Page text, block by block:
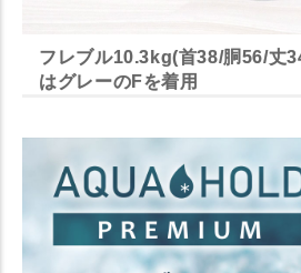
フレブル10.3kg(首38/胴56/丈
はグレーのFを着用